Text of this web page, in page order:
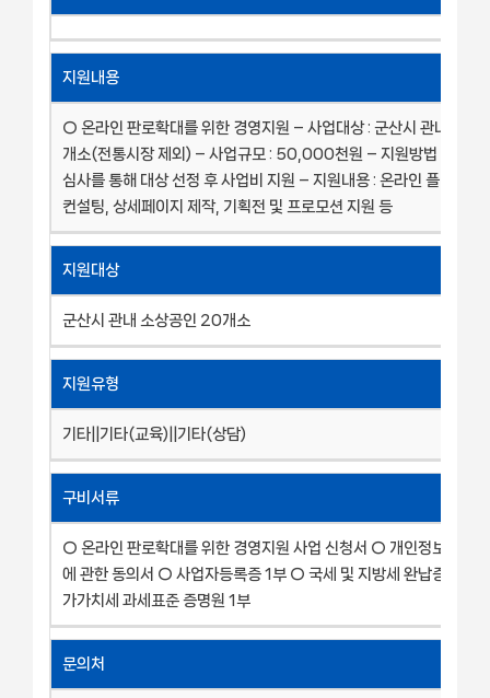
지원내용
○ 온라인 판로확대를 위한 경영지원 – 사업대상 : 군산시 관내 소상
개소(전통시장 제외) – 사업규모 : 50,000천원 – 지원방법 : 공고
심사를 통해 대상 선정 후 사업비 지원 – 지원내용 : 온라인 플랫폼 입
컨설팅, 상세페이지 제작, 기획전 및 프로모션 지원 등
지원대상
군산시 관내 소상공인 20개소
지원유형
기타||기타(교육)||기타(상담)
구비서류
○ 온라인 판로확대를 위한 경영지원 사업 신청서 ○ 개인정보 등 수
에 관한 동의서 ○ 사업자등록증 1부 ○ 국세 및 지방세 완납증명서
가가치세 과세표준 증명원 1부
문의처